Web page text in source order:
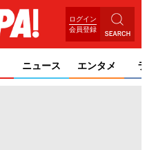
ログイン
会員登録
ニュース エンタメ ライ